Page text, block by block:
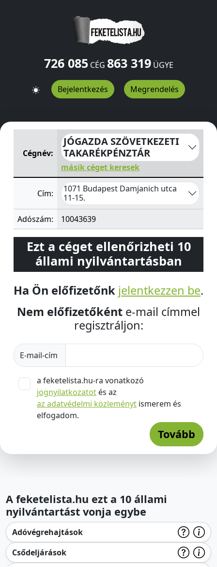
726 085CÉG 863 319ÜGYE
Bejelentkezés Megrendelés
JÓGAZDA SZÖVETKEZETI TAKARÉKPÉNZTÁRDamjanich
Cégnév:
JÓGAZDA SZÖVETKEZETI
TAKARÉKPÉNZTÁR
másik céget keresek
Cím:
1071 Budapest Damjanich utca
11-15.
Adószám:
10043639
Ezt a céget ellenőrizheti 10
állami nyilvántartásban
Ha Ön előfizetőnk jelentkezzen be.
Nem előfizetőként e-mail címmel
regisztráljon:
E-mail-cím
a feketelista.hu-ra vonatkozó
jognyilatkozatot és az
az adatvédelmi közleményt ismerem és
elfogadom.
Tovább
A feketelista.hu ezt a 10 állami
nyilvántartást vonja egybe
Adóvégrehajtások
Csődeljárások